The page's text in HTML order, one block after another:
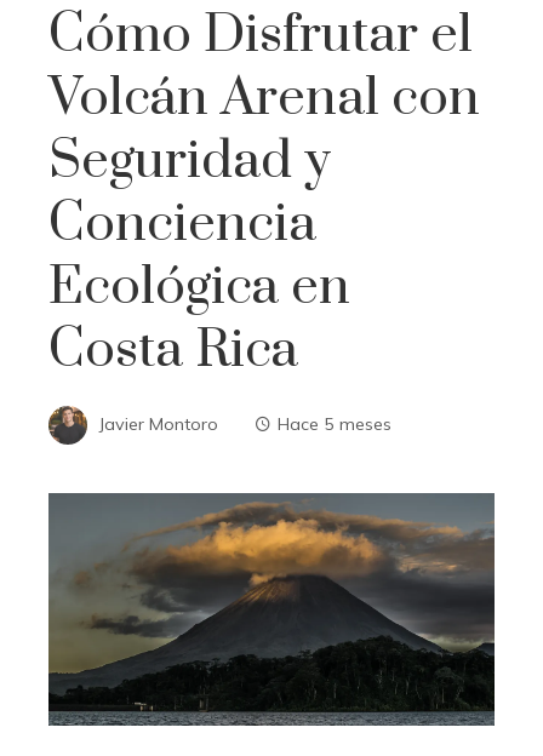
Cómo Disfrutar el
Volcán Arenal con
Seguridad y
Conciencia
Ecológica en
Costa Rica
Javier Montoro Hace 5 meses